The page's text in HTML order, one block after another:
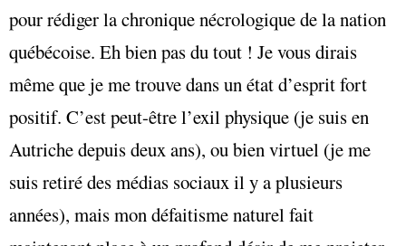
pour rédiger la chronique nécrologique de la nation
québécoise. Eh bien pas du tout ! Je vous dirais
même que je me trouve dans un état d’esprit fort
positif. C’est peut-être l’exil physique (je suis en
Autriche depuis deux ans), ou bien virtuel (je me
suis retiré des médias sociaux il y a plusieurs
années), mais mon défaitisme naturel fait